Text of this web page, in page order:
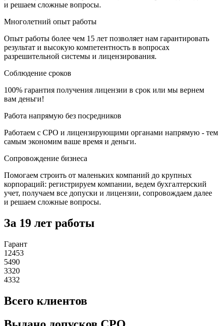
и решаем сложные вопросы.
Многолетний опыт работы
Опыт работы более чем 15 лет позволяет нам гарантировать
результат и высокую компетентность в вопросах
разрешительной системы и лицензирования.
Соблюдение сроков
100% гарантия получения лицензии в срок или мы вернем
вам деньги!
Работа напрямую без посредников
Работаем с СРО и лицензирующими органами напрямую - тем
самым экономим ваше время и деньги.
Сопровождение бизнеса
Помогаем строить от маленьких компаний до крупных
корпораций: регистрируем компании, ведем бухгалтерский
учет, получаем все допуски и лицензии, сопровождаем далее
и решаем сложные вопросы.
За 19 лет работы
Гарант
12453
5490
3320
4332
Всего клиентов